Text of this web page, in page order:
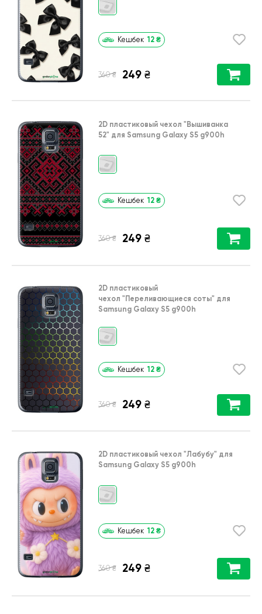
Кешбек 12 ₴
360 ₴ 249 ₴
2D пластиковый чехол "Вышиванка
52" для Samsung Galaxy S5 g900h
Кешбек 12 ₴
360 ₴ 249 ₴
2D пластиковый
чехол "Переливающиеся соты" для
Samsung Galaxy S5 g900h
Кешбек 12 ₴
360 ₴ 249 ₴
2D пластиковый чехол "Лабубу" для
Samsung Galaxy S5 g900h
Кешбек 12 ₴
360 ₴ 249 ₴